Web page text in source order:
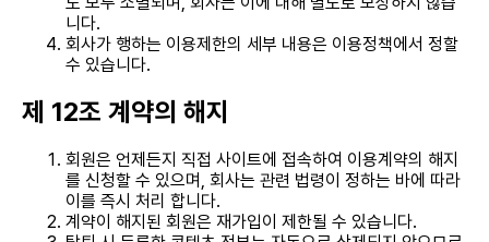
니다.
회사가 행하는 이용제한의 세부 내용은 이용정책에서 정할
수 있습니다.
제 12조 계약의 해지
회원은 언제든지 직접 사이트에 접속하여 이용계약의 해지
를 신청할 수 있으며, 회사는 관련 법령이 정하는 바에 따라
이를 즉시 처리 합니다.
계약이 해지된 회원은 재가입이 제한될 수 있습니다.